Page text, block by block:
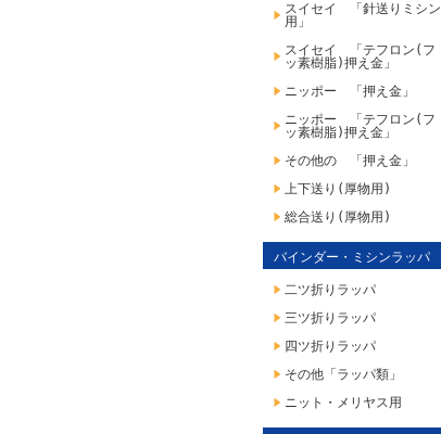
スイセイ 「針送りミシン
用」
スイセイ 「テフロン(フ
ッ素樹脂)押え金」
ニッポー 「押え金」
ニッポー 「テフロン(フ
ッ素樹脂)押え金」
その他の 「押え金」
上下送り(厚物用)
総合送り(厚物用)
バインダー・ミシンラッパ
二ツ折りラッパ
三ツ折りラッパ
四ツ折りラッパ
その他「ラッパ類」
ニット・メリヤス用